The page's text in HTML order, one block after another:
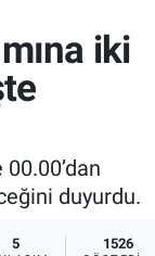
iki
duyurdu.
5 1526